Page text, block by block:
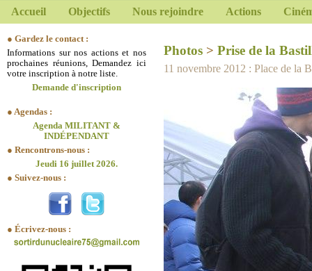
Accueil Objectifs Nous rejoindre Actions
● Gardez le contact :
Informations sur nos actions et nos
prochaines réunions, Demandez ici
votre inscription à notre liste.
Demande d'inscription
● Agendas :
Agenda MILITANT &
INDÉPENDANT
● Rencontrons-nous :
Jeudi 16 juillet 2026.
● Suivez-nous :
● Écrivez-nous :
Photos > Prise de la
11 novembre 2012 : Place de la